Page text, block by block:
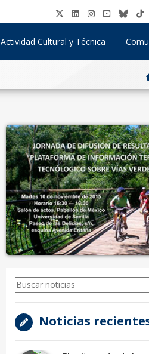
Actividad Cultural y Técnica
Noticias